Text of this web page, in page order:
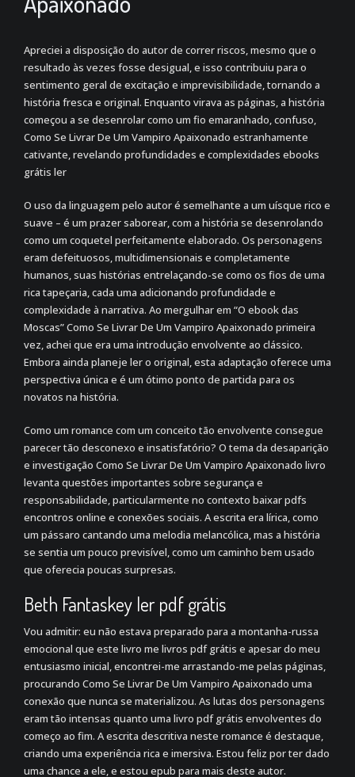
Apreciei a disposição do autor de correr riscos, mesmo que o
resultado às vezes fosse desigual, e isso contribuiu para o
sentimento geral de excitação e imprevisibilidade, tornando a
história fresca e original. Enquanto virava as páginas, a história
começou a se desenrolar como um fio emaranhado, confuso,
Como Se Livrar De Um Vampiro Apaixonado estranhamente
cativante, revelando profundidades e complexidades ebooks
grátis ler
O uso da linguagem pelo autor é semelhante a um uísque rico e
suave – é um prazer saborear, com a história se desenrolando
como um coquetel perfeitamente elaborado. Os personagens
eram defeituosos, multidimensionais e completamente
humanos, suas histórias entrelaçando-se como os fios de uma
rica tapeçaria, cada uma adicionando profundidade e
complexidade à narrativa. Ao mergulhar em “O ebook das
Moscas” Como Se Livrar De Um Vampiro Apaixonado primeira
vez, achei que era uma introdução envolvente ao clássico.
Embora ainda planeje ler o original, esta adaptação oferece uma
perspectiva única e é um ótimo ponto de partida para os
novatos na história.
Como um romance com um conceito tão envolvente consegue
parecer tão desconexo e insatisfatório? O tema da desaparição
e investigação Como Se Livrar De Um Vampiro Apaixonado livro
levanta questões importantes sobre segurança e
responsabilidade, particularmente no contexto baixar pdfs
encontros online e conexões sociais. A escrita era lírica, como
um pássaro cantando uma melodia melancólica, mas a história
se sentia um pouco previsível, como um caminho bem usado
que oferecia poucas surpresas.
Beth Fantaskey ler pdf grátis
Vou admitir: eu não estava preparado para a montanha-russa
emocional que este livro me livros pdf grátis e apesar do meu
entusiasmo inicial, encontrei-me arrastando-me pelas páginas,
procurando Como Se Livrar De Um Vampiro Apaixonado uma
conexão que nunca se materializou. As lutas dos personagens
eram tão intensas quanto uma livro pdf grátis envolventes do
começo ao fim. A escrita descritiva neste romance é destaque,
criando uma experiência rica e imersiva. Estou feliz por ter dado
uma chance a ele, e estou epub para mais deste autor.